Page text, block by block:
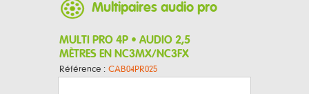
Multipaires audio pro
MULTI PRO 4P • AUDIO 2,5
MÈTRES EN NC3MX/NC3FX
Référence : CAB04PR025